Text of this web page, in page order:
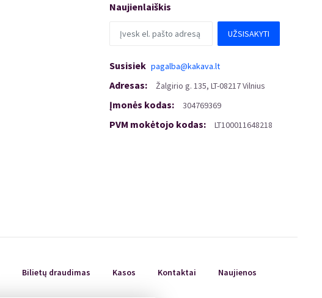
Naujienlaiškis
UŽSISAKYTI
Susisiek pagalba@kakava.lt
Adresas: Žalgirio g. 135, LT-08217 Vilnius
Įmonės kodas: 304769369
PVM mokėtojo kodas: LT100011648218
Bilietų draudimas Kasos Kontaktai Naujienos